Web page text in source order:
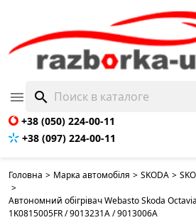
 search
+38 (050) 224-00-11
+38 (097) 224-00-11
Головна > Марка автомобіля > SKODA >
>
Автономний обігрівач Webasto Skoda
1K0815005FR / 9013231A / 9013006A
НЕМАЄ В НАЯВНОСТІ